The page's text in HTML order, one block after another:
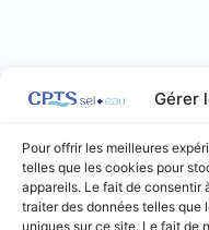
Gérer
Pour offrir les meilleures
telles que les cookies pour
appareils. Le fait de consentir
traiter des données telles que
uniques sur ce site. Le fait de
Mairies
Lupcourt